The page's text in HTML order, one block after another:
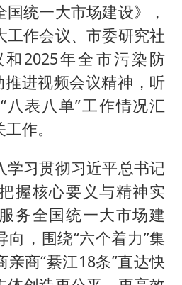
统一大市场建设》，
工作会议、市委研究社
2025年全市污染防
推进视频会议精神，听
八表八单”工作情况汇
作。
学习贯彻习近平总书记
握核心要义与精神实
务全国统一大市场建
向，围绕“六个着力”集
商“綦江18条”直达快